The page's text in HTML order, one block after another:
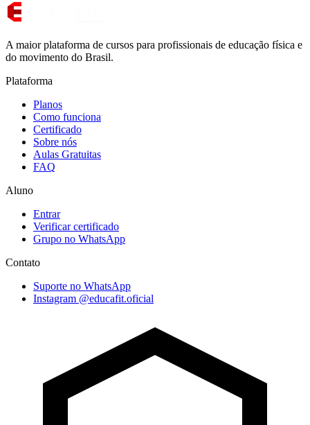
A maior plataforma de cursos para profissionais de educação física e
do movimento do Brasil.
Plataforma
Planos
Como funciona
Certificado
Sobre nós
Aulas Gratuitas
FAQ
Aluno
Entrar
Verificar certificado
Grupo no WhatsApp
Contato
Suporte no WhatsApp
Instagram @educafit.oficial